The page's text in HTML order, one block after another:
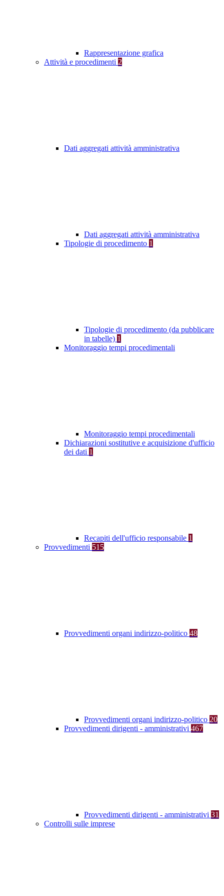
Rappresentazione grafica
Attività e procedimenti 2
Dati aggregati attività amministrativa
Dati aggregati attività amministrativa
Tipologie di procedimento 1
Tipologie di procedimento (da pubblicare
in tabelle) 1
Monitoraggio tempi procedimentali
Monitoraggio tempi procedimentali
Dichiarazioni sostitutive e acquisizione d'ufficio
dei dati 1
Recapiti dell'ufficio responsabile 1
Provvedimenti 515
Provvedimenti organi indirizzo-politico 48
Provvedimenti organi indirizzo-politico 20
Provvedimenti dirigenti - amministrativi 467
Provvedimenti dirigenti - amministrativi 31
Controlli sulle imprese